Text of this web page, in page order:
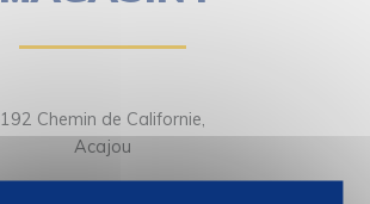
192 Chemin de Californie,
Acajou